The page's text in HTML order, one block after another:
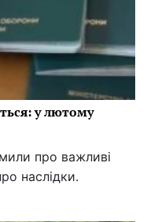
у лютому
про важливі
наслідки.